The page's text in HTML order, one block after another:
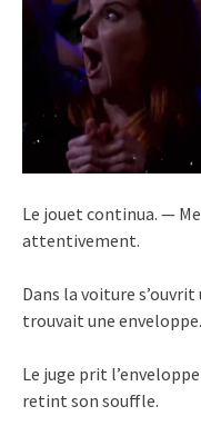
Le jouet continua. —
attentivement.
Dans la voiture
trouvait une
Le juge prit
retint son souffle.